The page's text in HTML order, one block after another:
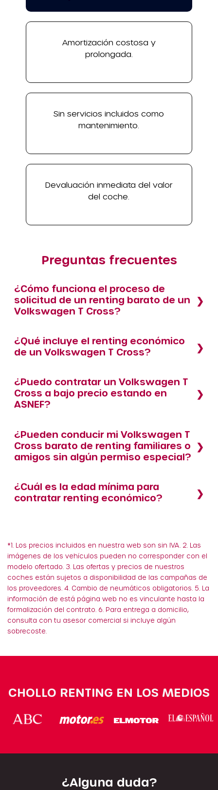
Amortización costosa y
prolongada.
Sin servicios incluidos como
mantenimiento.
Devaluación inmediata del valor
del coche.
Preguntas frecuentes
¿Cómo funciona el proceso de
solicitud de un renting barato de un
Volkswagen T Cross?
¿Qué incluye el renting económico
de un Volkswagen T Cross?
¿Puedo contratar un Volkswagen T
Cross a bajo precio estando en
ASNEF?
¿Pueden conducir mi Volkswagen T
Cross barato de renting familiares o
amigos sin algún permiso especial?
¿Cuál es la edad mínima para
contratar renting económico?
*1. Los precios incluidos en nuestra web son sin IVA. 2. Las
imágenes de los vehículos pueden no corresponder con el
modelo ofertado. 3. Las ofertas y precios de nuestros
coches están sujetos a disponibilidad de las campañas de
los proveedores. 4. Cambio de neumáticos obligatorios. 5. La
información de está página web no es vinculante hasta la
formalización del contrato. 6. Para entrega a domicilio,
consulta con tu asesor comercial si incluye algún
sobrecoste.
CHOLLO RENTING EN LOS MEDIOS
¿Alguna duda?